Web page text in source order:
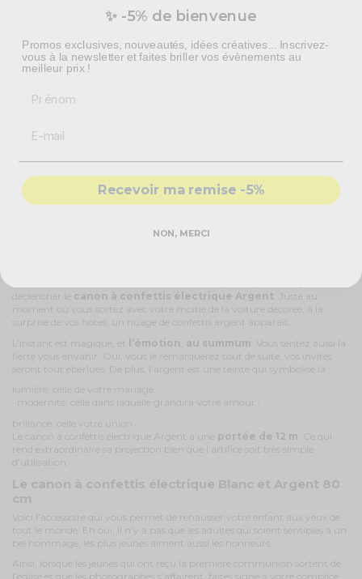
rectangulaires argents 40 cm
3,29 €
Le canon à confettis électrique argent long de 80
cm
delà de ce qu’on pourrait attendre de lui de prime abord. Il est carrément
déclencher le canon à confettis électrique Argent . Juste au
moment où vous sortez avec votre moitié de la voiture décorée, à la
surprise de vos hôtes, un nuage de confettis argent apparaît.
L’instant est magique, et
l’émotion au summum . Vous sentez aussi la
fierté vous envahir. Oui, vous le remarquerez tout de suite, vos invités
seront tout éberlués. De plus, l’argent est une teinte qui symbolise la :
lumière, celle de votre mariage ;
· modernité, celle dans laquelle grandira votre amour ;
brillance, celle votre union.
Le canon à confettis électrique Argent a une portée de 12 m . Ce qui
rend extraordinaire sa projection bien que l’artifice soit très simple
d’utilisation.
Le canon à confettis électrique Blanc et Argent 80
cm
Voici l’accessoire qui vous permet de rehausser votre enfant aux yeux de
tout le monde. Eh oui, il n’y a pas que les adultes qui soient sensibles à un
bel hommage, les plus jeunes aiment aussi les honneurs.
Ainsi, lorsque les jeunes qui ont reçu la première communion sortent de
l’église et que les photographes s’affairent, faites signe à votre complice
✨ -5% de bienvenue
Promos exclusives, nouveautés, idées créatives... Inscrivez-
vous à la newsletter et faites briller vos évènements au
meilleur prix !
Prénom
Recevoir ma remise -5%
NON, MERCI